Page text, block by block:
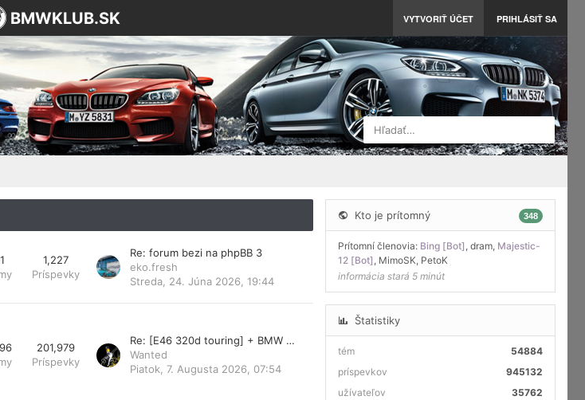
VYTVORIŤ ÚČET PRIHLÁSIŤ SA
BMWKLUB.SK
Hľadať…
1,227
Príspevky
Re: forum bezi na phpBB 3
eko.fresh
Streda, 24. Júna 2026, 19:44
201,979
Príspevky
Re: [E46 320d touring] + BMW …
Wanted
Piatok, 7. Augusta 2026, 07:54
Kto je prítomný 348
Prítomní členovia: Bing [Bot] , dram, Majestic-
12 [Bot] , MimoSK, PetoK
informácia stará 5 minút
Štatistiky
54884
tém
945132
príspevkov
35762
užívateľov